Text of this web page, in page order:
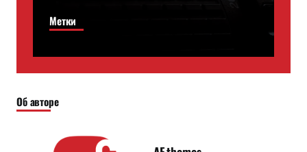
Метки
Об авторе